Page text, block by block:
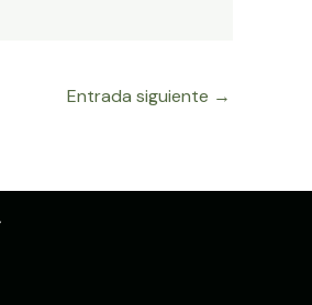
Entrada siguiente →